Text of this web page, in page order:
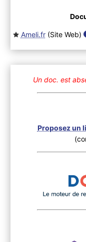
Ameli.fr(Site Web)
Un doc. est
Proposez un